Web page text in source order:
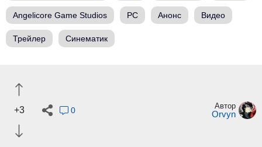
Angelicore Game Studios PC Анонс Видео
Трейлер Синематик
+3 0 Автор
Orvyn